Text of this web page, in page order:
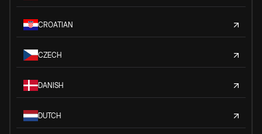
CROATIAN
CZECH
DANISH
DUTCH